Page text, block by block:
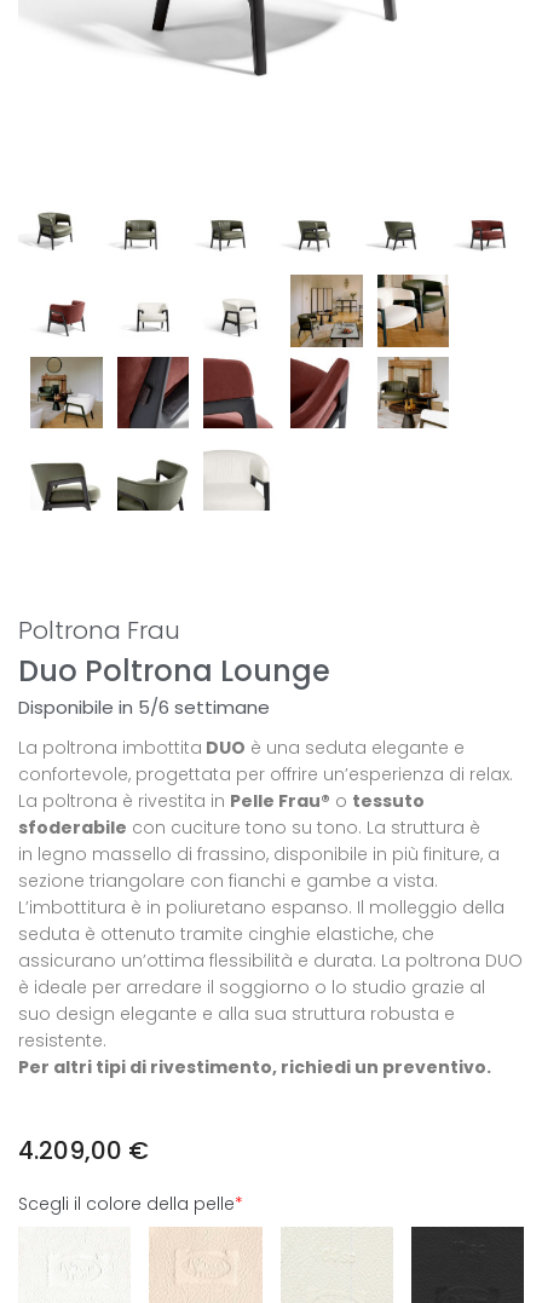
Poltrona Frau
Duo Poltrona Lounge
Disponibile in 5/6 settimane
La poltrona imbottita DUO è una seduta elegante e
confortevole, progettata per offrire un’esperienza di relax.
La poltrona è rivestita in Pelle Frau® o tessuto
sfoderabile con cuciture tono su tono. La struttura è
in legno massello di frassino, disponibile in più finiture, a
sezione triangolare con fianchi e gambe a vista.
L’imbottitura è in poliuretano espanso. Il molleggio della
seduta è ottenuto tramite cinghie elastiche, che
assicurano un’ottima flessibilità e durata. La poltrona DUO
è ideale per arredare il soggiorno o lo studio grazie al
suo design elegante e alla sua struttura robusta e
resistente.
Per altri tipi di rivestimento, richiedi un preventivo.
4.209,00 €
Scegli il colore della pelle*